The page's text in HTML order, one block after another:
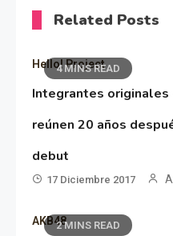
Related Posts
4 MINS READ
Hello! Project
Integrantes originales
reúnen 20 años
debut
17 Diciembre 2017
2 MINS READ
AKB48